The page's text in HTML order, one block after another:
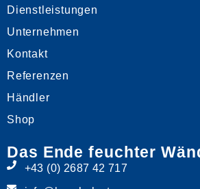
Dienstleistungen
Unternehmen
Kontakt
Referenzen
Händler
Shop
Das Ende feuchter
+43 (0) 2687 42 717